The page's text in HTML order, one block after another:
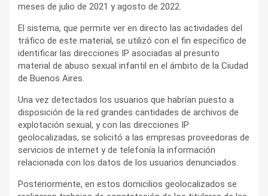
meses de julio de 2021 y agosto de 2022.
El sistema, que permite ver en directo las actividades del
tráfico de este material, se utilizó con el fin específico de
identificar las direcciones IP asociadas al presunto
material de abuso sexual infantil en el ámbito de la Ciudad
de Buenos Aires.
Una vez detectados los usuarios que habrían puesto a
disposición de la red grandes cantidades de archivos de
explotación sexual, y con las direcciones IP
geolocalizadas, se solicitó a las empresas proveedoras de
servicios de internet y de telefonía la información
relacionada con los datos de los usuarios denunciados.
Posteriormente, en estos domicilios geolocalizados se